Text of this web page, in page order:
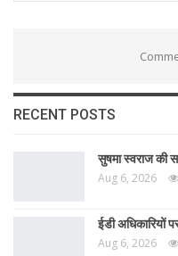
RECENT POSTS
सुषमा स्वराज की
Aug 6, 2026
ईडी अधिकारियों
Aug 6, 2026